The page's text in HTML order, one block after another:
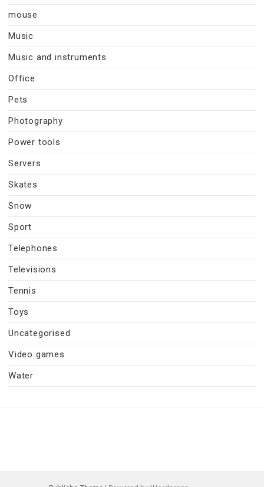
mouse
Music
Music and instruments
Office
Pets
Photography
Power tools
Servers
Skates
Snow
Sport
Telephones
Televisions
Tennis
Toys
Uncategorised
Video games
Water